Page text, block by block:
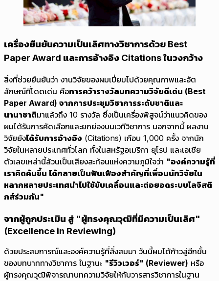
เครื่องยืนยันความเป็นเลิศทางวิชาการด้วย Best
Paper Award และการอ้างอิง Citations ในวงกว้าง
สิ่งที่ช่วยยืนยันว่า งานวิจัยของผมเปี่ยมไปด้วยคุณภาพและอัต
ลักษณ์ที่โดดเด่น คือการคว้ารางวัลบทความวิจัยดีเด่น (Best
Paper Award) จากการประชุมวิชาการระดับชาติและ
นานาชาติมาแล้วถึง 10 รางวัล ซึ่งเป็นเครื่องพิสูจน์ว่าแนวคิดของ
ผมได้รับการคัดเลือกและยกย่องบนเวทีวิชาการ นอกจากนี้ ผลงาน
วิจัยยังได้รับการอ้างอิง (Citations) เกือบ 1,000 ครั้ง จากนัก
วิจัยในหลายประเทศทั่วโลก ทั้งในสหรัฐอเมริกา ยุโรป และเอเชีย
ตัวเลขเหล่านี้ล้วนเป็นเสียงสะท้อนแห่งความภูมิใจว่า "องค์ความรู้ที่
เราคิดค้นขึ้น ได้กลายเป็นฟันเฟืองสำคัญที่เพื่อนนักวิจัยใน
หลากหลายประเทศนำไปใช้ขับเคลื่อนและต่อยอดระบบโลจิสติ
กส์ร่วมกัน"
จากผู้ถูกประเมิน สู่ "ผู้ทรงคุณวุฒิที่มีความเป็นเลิศ"
(Excellence in Reviewing)
ด้วยประสบการณ์และองค์ความรู้ที่สั่งสมมา วันนี้ผมได้ก้าวสู่อีกขั้น
ของบทบาททางวิชาการ ในฐานะ "รีวิวเวอร์" (Reviewer) หรือ
ผู้ทรงคุณวุฒิพิจารณาบทความวิจัยให้กับวารสารวิชาการในฐาน